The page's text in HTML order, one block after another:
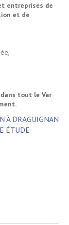
entreprises de
et de
tout le Var
À DRAGUIGNAN
ÉTUDE